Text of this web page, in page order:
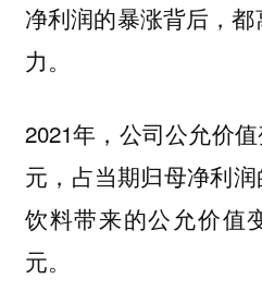
净利润的暴涨背后，
力。
2021年，公司公允价
元，占当期归母净利
饮料带来的公允价值
元。